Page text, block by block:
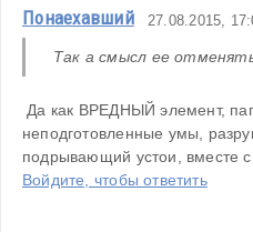
Понаехавший 27.08.2015,
Так а смысл ее
неподготовленные умы,
подрывающий устои, вместе
Войдите, чтобы ответить